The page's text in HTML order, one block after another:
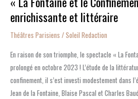
enrichissante et littéraire
Théâtres Parisiens /Soleil Redaction
En raison de son triomphe, le spectacle « La
prolongé en octobre 2023 ! L’étude de la
confinement, il s’est investi modestement dans
Jean de la Fontaine, Blaise Pascal et Charles